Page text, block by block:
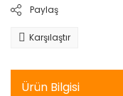
Paylaş
Karşılaştır
Ürün Bilgisi